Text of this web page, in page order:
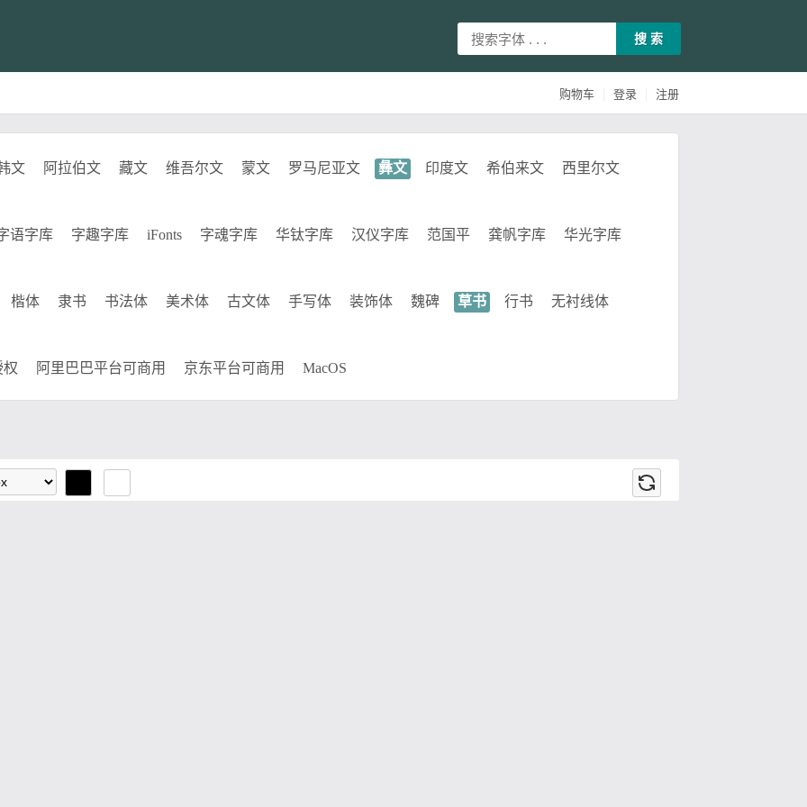
搜 索
购物车 登录 注册
文 阿拉伯文 藏文 维吾尔文 蒙文 罗马尼亚文 彝文 印度文 希伯来文 西里尔文
语字库 字趣字库 iFonts 字魂字库 华钛字库 汉仪字库 范国平 龚帆字库 华光字库
楷体 隶书 书法体 美术体 古文体 手写体 装饰体 魏碑 草书 行书 无衬线体
权 阿里巴巴平台可商用 京东平台可商用 MacOS